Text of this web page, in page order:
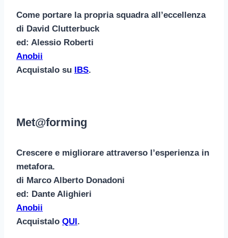
Come portare la propria squadra all’eccellenza
di David Clutterbuck
ed: Alessio Roberti
Anobii
Acquistalo su IBS.
Met@forming
Crescere e migliorare attraverso l’esperienza in
metafora.
di Marco Alberto Donadoni
ed: Dante Alighieri
Anobii
Acquistalo QUI.